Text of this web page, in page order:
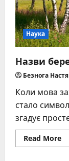
Наука
Назви
Безнога Настя
Коли мова
стало
згадує
Read More